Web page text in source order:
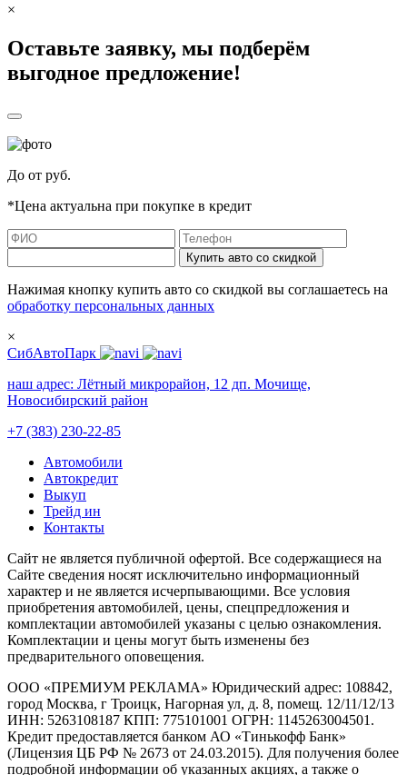
×
Оставьте заявку, мы подберём
выгодное предложение!
До от руб.
*Цена актуальна при покупке в кредит
Купить авто со скидкой
Нажимая кнопку купить авто со скидкой вы соглашаетесь на
обработку персональных данных
×
СибАвтоПарк
наш адрес: Лётный микрорайон, 12 дп. Мочище,
Новосибирский район
+7 (383) 230-22-85
Автомобили
Автокредит
Выкуп
Трейд ин
Контакты
Cайт не является публичной офертой. Все содержащиеся на
Сайте сведения носят исключительно информационный
характер и не является исчерпывающими. Все условия
приобретения автомобилей, цены, спецпредложения и
комплектации автомобилей указаны с целью ознакомления.
Комплектации и цены могут быть изменены без
предварительного оповещения.
ООО «ПРЕМИУМ РЕКЛАМА» Юридический адрес: 108842,
город Москва, г Троицк, Нагорная ул, д. 8, помещ. 12/11/12/13
ИНН: 5263108187 КПП: 775101001 ОГРН: 1145263004501.
Кредит предоставляется банком АО «Тинькофф Банк»
(Лицензия ЦБ РФ № 2673 от 24.03.2015). Для получения более
подробной информации об указанных акциях, а также о